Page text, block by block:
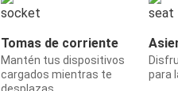
Tomas de corriente
Mantén tus dispositivos
cargados mientras te
para